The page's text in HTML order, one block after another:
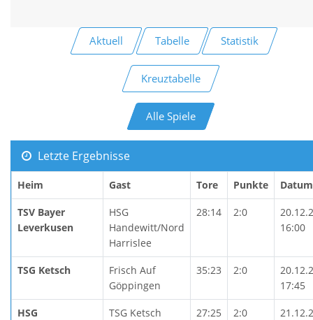
Aktuell Tabelle Statistik
Kreuztabelle
Alle Spiele
Letzte Ergebnisse
Heim Gast Tore Punkte Datum
TSV Bayer
Leverkusen
HSG
Handewitt/Nord
Harrislee
28:14 2:0
16:00
TSG Ketsch
Frisch Auf
Göppingen
35:23 2:0
17:45
HSG
TSG Ketsch 27:25 2:0